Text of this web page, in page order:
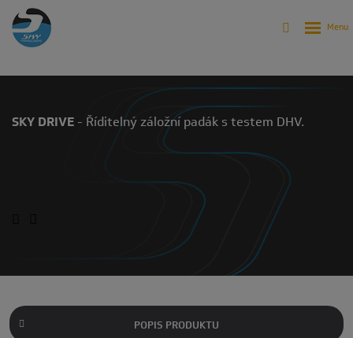
SKY DRIVE
Produkty
SKY DRIVE - Říditelný záložní padák s testem DHV.
NAJDĚTE SI NEJBLIŽŠÍHO PRODEJCE
POPIS PRODUKTU